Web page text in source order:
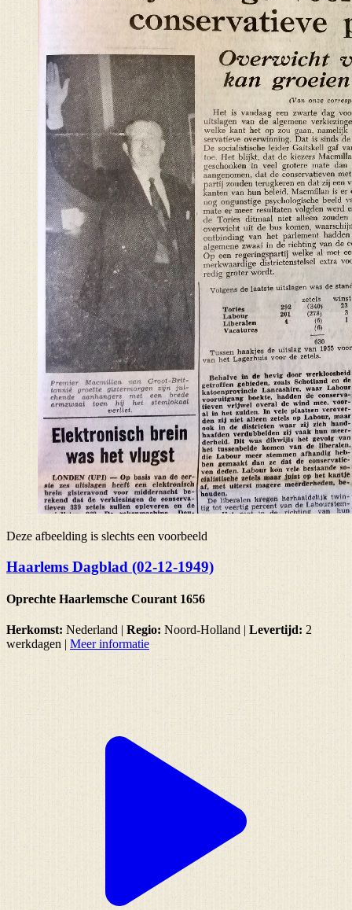
Deze afbeelding is slechts een voorbeeld
Haarlems Dagblad (02-12-1949)
Oprechte Haarlemsche Courant 1656
Herkomst: Nederland | Regio: Noord-Holland | Levertijd: 2
werkdagen | Meer informatie